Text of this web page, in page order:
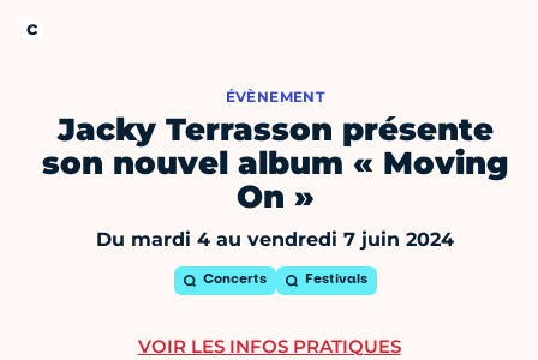
ÉVÈNEMENT
Jacky Terrasson présente
son nouvel album « Moving
On »
Du mardi 4 au vendredi 7 juin 2024
Concerts Festivals
VOIR LES INFOS PRATIQUES